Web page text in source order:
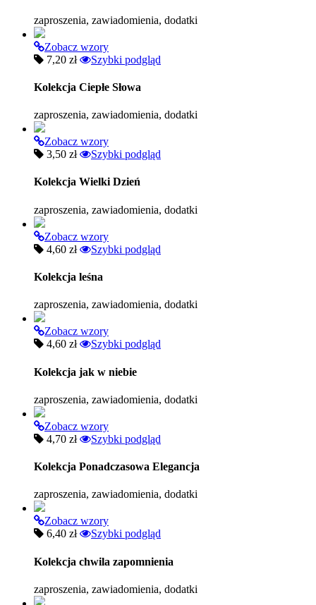
zaproszenia, zawiadomienia, dodatki
Zobacz wzory
7,20 zł
Szybki podgląd
Kolekcja Ciepłe Słowa
zaproszenia, zawiadomienia, dodatki
Zobacz wzory
3,50 zł
Szybki podgląd
Kolekcja Wielki Dzień
zaproszenia, zawiadomienia, dodatki
Zobacz wzory
4,60 zł
Szybki podgląd
Kolekcja leśna
zaproszenia, zawiadomienia, dodatki
Zobacz wzory
4,60 zł
Szybki podgląd
Kolekcja jak w niebie
zaproszenia, zawiadomienia, dodatki
Zobacz wzory
4,70 zł
Szybki podgląd
Kolekcja Ponadczasowa Elegancja
zaproszenia, zawiadomienia, dodatki
Zobacz wzory
6,40 zł
Szybki podgląd
Kolekcja chwila zapomnienia
zaproszenia, zawiadomienia, dodatki